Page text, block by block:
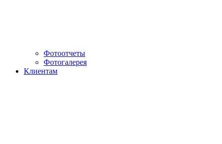
Фотоотчеты
Фотогалерея
Клиентам